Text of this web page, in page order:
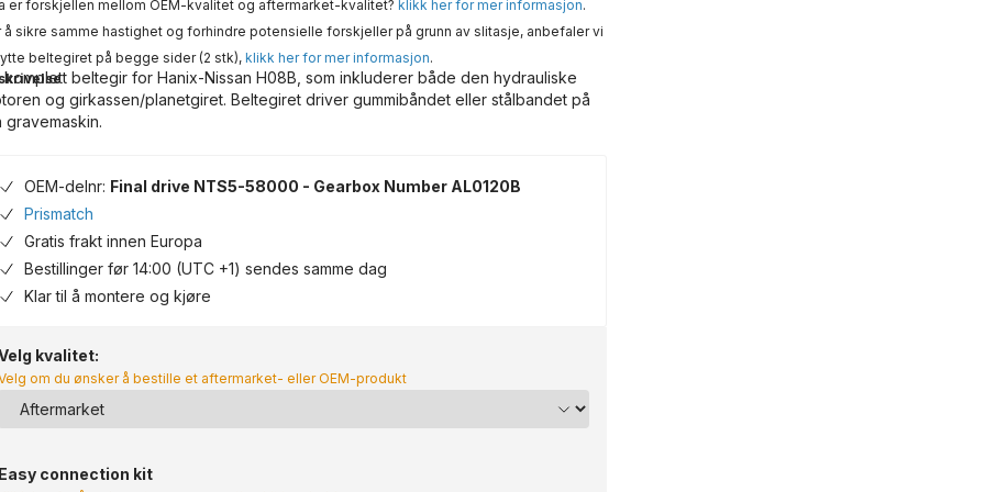
er forskjellen mellom OEM-kvalitet og aftermarket-kvalitet? klikk her for mer informasjon.
å sikre samme hastighet og forhindre potensielle forskjeller på grunn av slitasje, anbefaler vi
beltegiret på begge sider (2 stk),klikk her for mer informasjon.
komplett beltegir for Hanix-Nissan H08B, som inkluderer både den hydrauliske
og girkassen/planetgiret. Beltegiret driver gummibåndet eller stålbandet på
gravemaskin.
OEM-delnr: Final drive NTS5-58000 - Gearbox Number AL0120B
Prismatch
Gratis frakt innen Europa
Bestillinger før 14:00 (UTC +1) sendes samme dag
Klar til å montere og kjøre
kvalitet:
om du ønsker å bestille et aftermarket- eller OEM-produkt
Easy connection kit